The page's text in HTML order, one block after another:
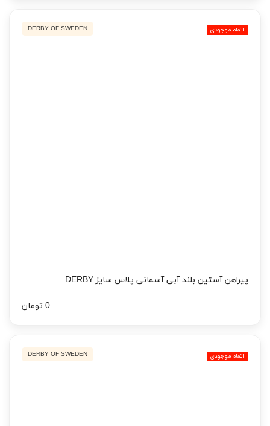
اتمام موجودی
پیراهن آستین بلند آبی آسمانی پلاس سایز DERBY
DERBY OF SWEDEN
0 تومان
اتمام موجودی DERBY OF SWEDEN